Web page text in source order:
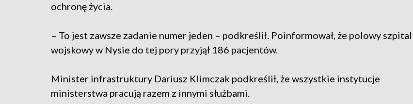
ochronę życia.
– To jest zawsze zadanie numer jeden – podkreślił. Poinformował, że polowy szpital
wojskowy w Nysie do tej pory przyjął 186 pacjentów.
Minister infrastruktury Dariusz Klimczak podkreślił, że wszystkie instytucje
ministerstwa pracują razem z innymi służbami.